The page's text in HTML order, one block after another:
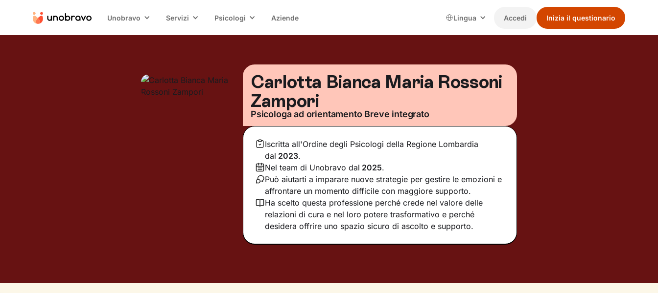
Unobravo Servizi Psicologi Aziende Lingua Accedi Inizia il questionario
Carlotta Bianca Maria Rossoni
Zampori
Psicologa ad orientamento Breve integrato
Iscritta all'Ordine degli Psicologi della Regione Lombardia
dal 2023.
Nel team di Unobravo dal 2025.
Può aiutarti a imparare nuove strategie per gestire le emozioni e
affrontare un momento difficile con maggiore supporto.
Ha scelto questa professione perché crede nel valore delle
relazioni di cura e nel loro potere trasformativo e perché
desidera offrire uno spazio sicuro di ascolto e supporto.